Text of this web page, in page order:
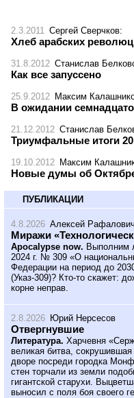
2.3.2011 Сергей Сверчков:
Хлеб арабских
31.8.2012 Станислав
Как все запуссено
25.9.2012 Максим
В ожидании
21.12.2012 Станислав
Триумфальные итоги
19.10.2012 Максим
Новые думы об
ПУБЛИКАЦИИ
4.8.2026 Алексей Рафалович
Миражи
Apocalypse now. Выполним
2024 г. № 309 «О
Федерации на период до
(Указ-309)? Кто-то скажет:
корне неправ.
2.8.2026 Юрий Нерсесов
Отвергнувшие
Литература. Харчевня
великая битва,
дворе посреди городка
стен торчали из земли
гигантской старухи.
выносил с поля боя своего